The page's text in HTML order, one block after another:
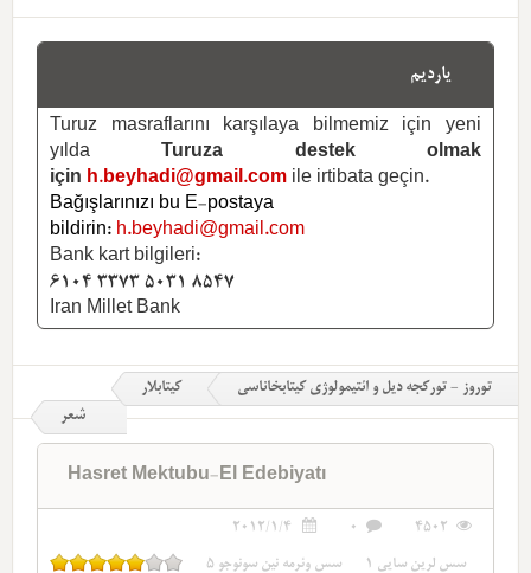
یاردیم
Turuz masraflarını karşılaya bilmemiz için yeni
yılda
Turuza destek olmak
için h.beyhadi@gmail.com ile irtibata geçin.
Bağışlarınızı bu E-postaya
bildirin: h.beyhadi@gmail.com
Bank kart bilgileri:
6104 3373 5031 8547
Iran Millet Bank
توروز - تورکجه دیل و ائتیمولوژی کیتابخاناسی
کیتابلار
شعر
Hasret Mektubu-El Edebiyatı
4502
0
2012/1/4
سس لرین سایی 1 سس وئرمه نین سونوجو 5